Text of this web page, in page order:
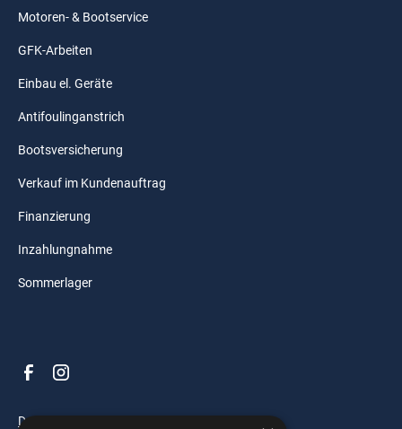
Motoren- & Bootservice
GFK-Arbeiten
Einbau el. Geräte
Antifoulinganstrich
Bootsversicherung
Verkauf im Kundenauftrag
Finanzierung
Inzahlungnahme
Sommerlager
Datenschutz